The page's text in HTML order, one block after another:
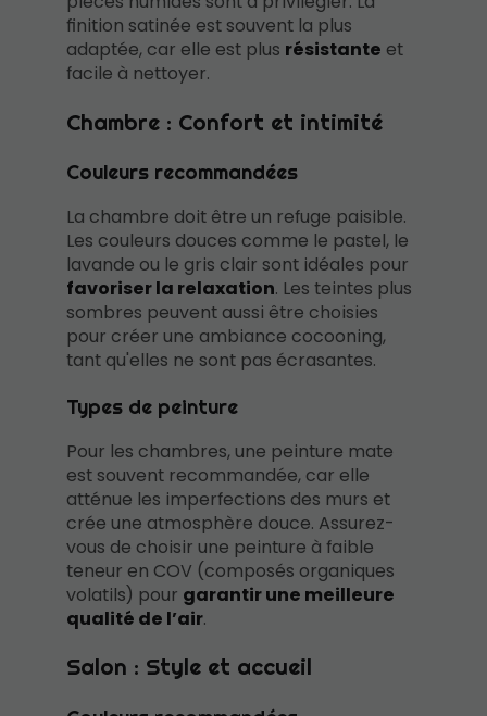
finition satinée est souvent la plus
adaptée, car elle est plus résistante et
facile à nettoyer.
Chambre : Confort et intimité
Couleurs recommandées
La chambre doit être un refuge paisible.
Les couleurs douces comme le pastel, le
lavande ou le gris clair sont idéales pour
favoriser la relaxation. Les teintes plus
sombres peuvent aussi être choisies
pour créer une ambiance cocooning,
tant qu'elles ne sont pas écrasantes.
Types de peinture
Pour les chambres, une peinture mate
est souvent recommandée, car elle
atténue les imperfections des murs et
crée une atmosphère douce. Assurez-
vous de choisir une peinture à faible
teneur en COV (composés organiques
volatils) pour garantir une meilleure
qualité de l’air.
Salon : Style et accueil